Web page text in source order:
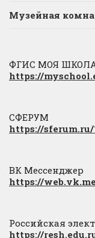
Музейная
ФГИС МОЯ
https://
СФЕРУМ
https://
ВК Мессенджер
https://
Российская
https://